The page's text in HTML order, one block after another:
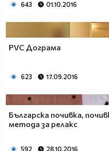
643 01.10.2016
PVC Дограма
623 17.09.2016
Българска почивка,
метода за релакс
592 28.10.2016